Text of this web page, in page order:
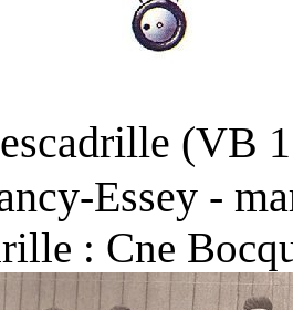
(VB
Essey -
: Cne